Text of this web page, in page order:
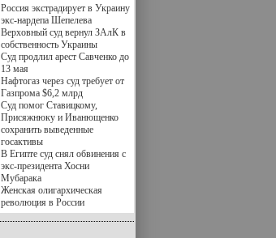
Россия экстрадирует в Украину
экс-нардепа Шепелева
Верховный суд вернул ЗАлК в
собственность Украины
Суд продлил арест Савченко до
13 мая
Нафтогаз через суд требует от
Газпрома $6,2 млрд
Суд помог Ставицкому,
Присяжнюку и Иванющенко
сохранить выведенные
госактивы
В Египте суд снял обвинения с
экс-президента Хосни
Мубарака
Женская олигархическая
революция в России